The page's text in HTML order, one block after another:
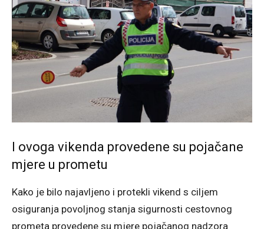
I ovoga vikenda provedene su pojačane
mjere u prometu
Kako je bilo najavljeno i protekli vikend s ciljem
osiguranja povoljnog stanja sigurnosti cestovnog
prometa provedene su mjere pojačanog nadzora